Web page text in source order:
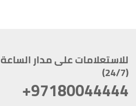
للاستعلامات على مدار الساعة
(24/7)
+97180044444